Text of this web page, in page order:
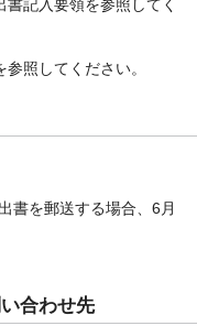
記入要領を参照してく
照してください。
書を郵送する場合、6月
合わせ先